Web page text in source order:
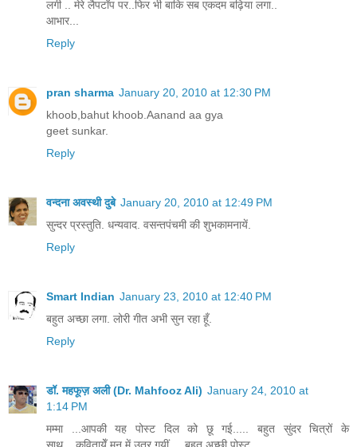
लगी .. मेरे लैपटॉप पर..फिर भी बाकि सब एकदम बढ़िया लगा..
आभार...
Reply
pran sharma January 20, 2010 at 12:30 PM
khoob,bahut khoob.Aanand aa gya
geet sunkar.
Reply
वन्दना अवस्थी दुबे January 20, 2010 at 12:49 PM
सुन्दर प्रस्तुति. धन्यवाद. वसन्तपंचमी की शुभकामनायें.
Reply
Smart Indian January 23, 2010 at 12:40 PM
बहुत अच्छा लगा. लोरी गीत अभी सुन रहा हूँ.
Reply
डॉ. महफूज़ अली (Dr. Mahfooz Ali) January 24, 2010 at
1:14 PM
मम्मा ...आपकी यह पोस्ट दिल को छू गई..... बहुत सुंदर चित्रों के